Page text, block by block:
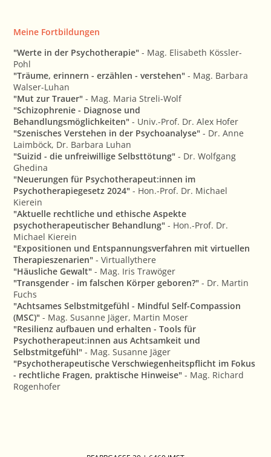
Meine Fortbildungen
"Werte in der Psychotherapie" - Mag. Elisabeth Kössler-
Pohl
"Träume, erinnern - erzählen - verstehen" - Mag. Barbara
Walser-Luhan
"Mut zur Trauer" - Mag. Maria Streli-Wolf
"Schizophrenie - Diagnose und
Behandlungsmöglichkeiten" - Univ.-Prof. Dr. Alex Hofer
"Szenisches Verstehen in der Psychoanalyse" - Dr. Anne
Laimböck, Dr. Barbara Luhan
"Suizid - die unfreiwillige Selbsttötung" - Dr. Wolfgang
Ghedina
"Neuerungen für Psychotherapeut:innen im
Psychotherapiegesetz 2024" - Hon.-Prof. Dr. Michael
Kierein
"Aktuelle rechtliche und ethische Aspekte
psychotherapeutischer Behandlung" - Hon.-Prof. Dr.
Michael Kierein
"Expositionen und Entspannungsverfahren mit virtuellen
Therapieszenarien" - Virtuallythere
"Häusliche Gewalt" - Mag. Iris Trawöger
"Transgender - im falschen Körper geboren?" - Dr. Martin
Fuchs
"Achtsames Selbstmitgefühl - Mindful Self-Compassion
(MSC)" - Mag. Susanne Jäger, Martin Moser
"Resilienz aufbauen und erhalten - Tools für
Psychotherapeut:innen aus Achtsamkeit und
Selbstmitgefühl" - Mag. Susanne Jäger
"Psychotherapeutische Verschwiegenheitspflicht im Fokus
- rechtliche Fragen, praktische Hinweise" - Mag. Richard
Rogenhofer